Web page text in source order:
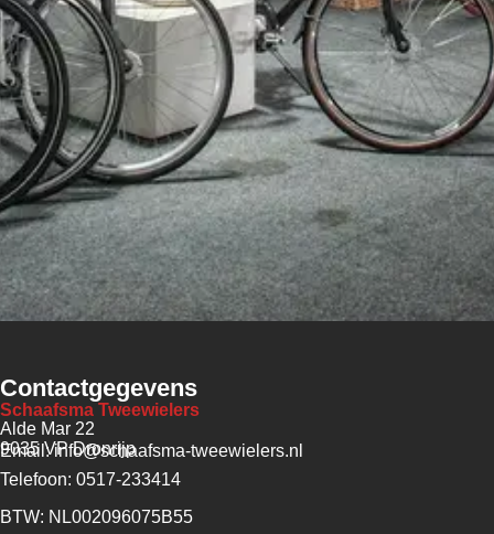
Contactgegevens
Schaafsma Tweewielers
Alde Mar 22
9035 VP Dronrijp
Email: info@schaafsma-tweewielers.nl
Telefoon: 0517-233414
BTW: NL002096075B55